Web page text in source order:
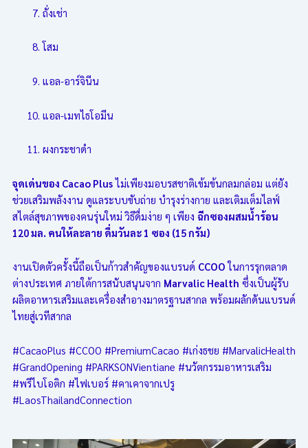
ถั่งเช่า
โสม
แอล-อาร์จินีน
แอล-เมทไธโอมีน
ผงกระชาดำ
จุดเด่นของ Cacao Plusไม่เพียงมอบรสชาติเข้มข้นกลมกล่อม แต่ยัง
ช่วยเสริมพลังงาน ดูแลระบบขับถ่าย บำรุงร่างกาย และเติมเต็มไลฟ์
สไตล์สุขภาพของคนรุ่นใหม่ วิธีดื่มง่าย ๆ เพียง ฉีกซองผสมน้ำร้อน
120 มล. คนให้ละลาย ดื่มวันละ 1 ซอง (15 กรัม)
งานเปิดตัวครั้งนี้ถือเป็นก้าวสำคัญของแบรนด์ CCOOในการรุกตลาด
ต่างประเทศ ภายใต้การสนับสนุนจาก Marvalic Health ซึ่งเป็นผู้รับ
ผลิตอาหารเสริมและเครื่องสำอางมาตรฐานสากล พร้อมผลักดันแบรนด์
ไทยสู่เวทีสากล
#CacaoPlus #CCOO #PremiumCacao #เก่งธชย #MarvalicHealth
#GrandOpening #PARKSONVientiane #นวัตกรรมอาหารเสริม
#พรีไบโอติก #ไฟเบอร์ #คาเคาจากเปรู
#LaosThailandConnection